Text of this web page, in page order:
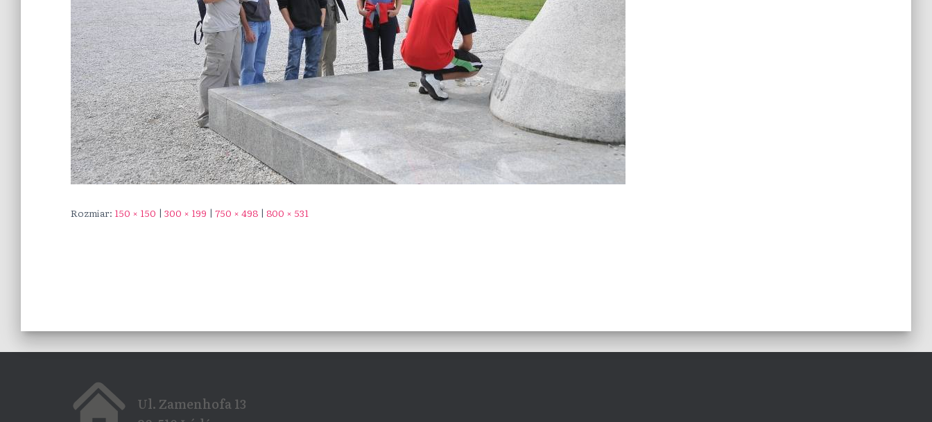
Rozmiar: 150 × 150 | 300 × 199 | 750 × 498 | 800 × 531
Ul. Zamenhofa 13